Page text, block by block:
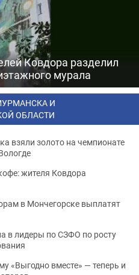
Ковдора разделил
мурала
И
ОБЛАСТИ
взяли золото на чемпионате
жителя Ковдора
в Мончегорске выплатят
в лидеры по СЗФО по росту
«Выгодно вместе» — теперь и